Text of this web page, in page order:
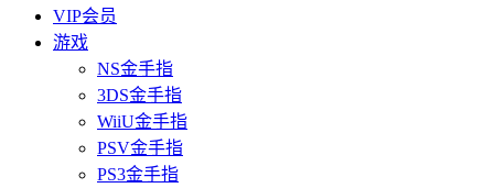
VIP会员
游戏
NS金手指
3DS金手指
WiiU金手指
PSV金手指
PS3金手指